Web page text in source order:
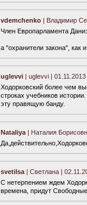
vdemchenko | Владимир
Член Европарламента
а "охранители закона",
uglevvi | uglevvi | 01.11.2013
Ходорковский более чем
строках учебников
эту правящую банду.
Nataliya | Наталия
svetilsa | Светлана |
С нетерпением ждем
времена, придут